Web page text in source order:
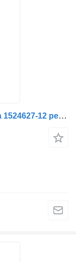
Semiasse Semiax Axa Motrică Stânga 1524627-12 per camion Volvo 1524627.12